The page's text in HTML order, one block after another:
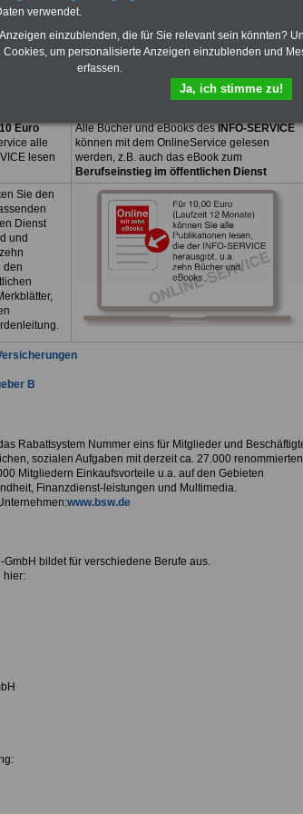
Einfach Bild anklicken
und der sozialen Absicherung, z.B.
Beamtenversorgung.
und übersichtlich
Ratgeber kann alsOnlineBuchfür 7,50 Euro bestellt
Euro
alle
lesen
Alle Bücher und eBooks desINFO-SERVICE
können mit dem OnlineService gelesen
werden, z.B. auch das eBook zum
Berufseinstieg im öffentlichen Dienst
Sie den
Dienst
und
den
B
Rabattsystem Nummer eins für Mitglieder und
sozialen Aufgaben mit derzeit ca. 27.000 renommierten
Mitgliedern Einkaufsvorteile u.a. auf den Gebieten
Finanzdienst-leistungen und Multimedia.
www.bsw.de
GmbH bildet für verschiedene Berufe aus.
hier:
verwendet.
einzublenden, die für Sie relevant sein könnten?
um personalisierte Anzeigen einzublenden und
erfassen.
Ja, ich stimme zu!